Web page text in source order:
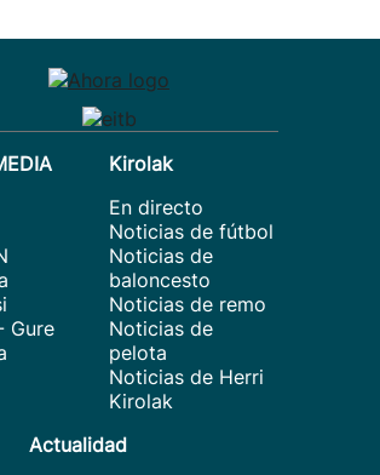
Gure
Kirolak
En directo
Noticias de fútbol
Noticias de
baloncesto
Noticias de remo
Noticias de
pelota
Noticias de Herri
Kirolak
Actualidad